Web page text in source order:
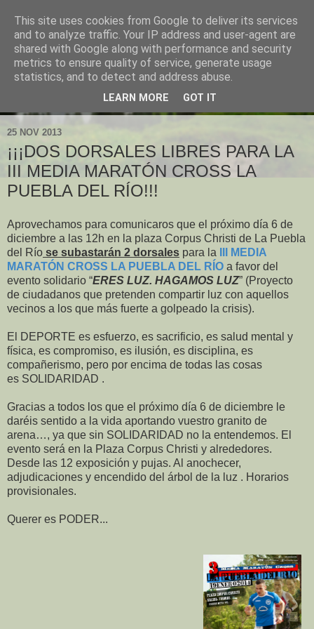
25 NOV 2013
¡¡¡DOS DORSALES LIBRES PARA LA
III MEDIA MARATÓN CROSS LA
PUEBLA DEL RÍO!!!
Aprovechamos para comunicaros que el próximo día 6 de
diciembre a las 12h en la plaza Corpus Christi de La Puebla
del Río se subastarán 2 dorsales para la
III MEDIA
MARATÓN CROSS LA PUEBLA DEL RÍO a favor del
evento solidario “ERES LUZ. HAGAMOS LUZ” (Proyecto
de ciudadanos que pretenden compartir luz con aquellos
vecinos a los que más fuerte a golpeado la crisis).
El DEPORTE es esfuerzo, es sacrificio, es salud mental y
física, es compromiso, es ilusión, es disciplina, es
compañerismo, pero por encima de todas las cosas
es SOLIDARIDAD .
Gracias a todos los que el próximo día 6 de diciembre le
daréis sentido a la vida aportando vuestro granito de
arena…, ya que sin SOLIDARIDAD no la entendemos. El
evento será en la Plaza Corpus Christi y alrededores.
Desde las 12 exposición y pujas. Al anochecer,
adjudicaciones y encendido del árbol de la luz . Horarios
provisionales.
Querer es PODER...
This site uses cookies from Google to deliver its services
and to analyze traffic. Your IP address and user-agent are
shared with Google along with performance and security
metrics to ensure quality of service, generate usage
statistics, and to detect and address abuse.
LEARN MORE GOT IT